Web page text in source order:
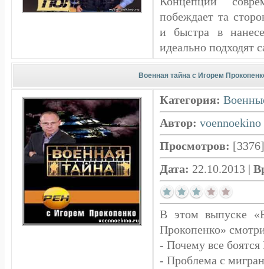
побеждает та
и быстра в
идеально подходят
Военная тайна с Игорем
Категория:
Автор: voennoekino
Просмотров: [3376]
Дата: 22.10.2013
В этом выпуске
Прокопенко»
- Почему все
- Проблема с